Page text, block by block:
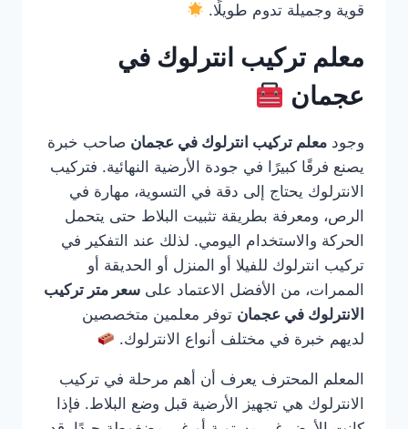
قوية وجميلة تدوم طويلًا.
معلم تركيب انترلوك في
عجمان
وجود معلم تركيب انترلوك في عجمان صاحب خبرة
يصنع فرقًا كبيرًا في جودة الأرضية النهائية. فتركيب
الانترلوك يحتاج إلى دقة في التسوية، مهارة في
الرص، ومعرفة بطريقة تثبيت البلاط حتى يتحمل
الحركة والاستخدام اليومي. لذلك عند التفكير في
تركيب انترلوك للفيلا أو المنزل أو الحديقة أو
الممرات، من الأفضل الاعتماد على سعر متر تركيب
الانترلوك في عجمان توفر معلمين متخصصين
لديهم خبرة في مختلف أنواع الانترلوك.
المعلم المحترف يعرف أن أهم مرحلة في تركيب
الانترلوك هي تجهيز الأرضية قبل وضع البلاط. فإذا